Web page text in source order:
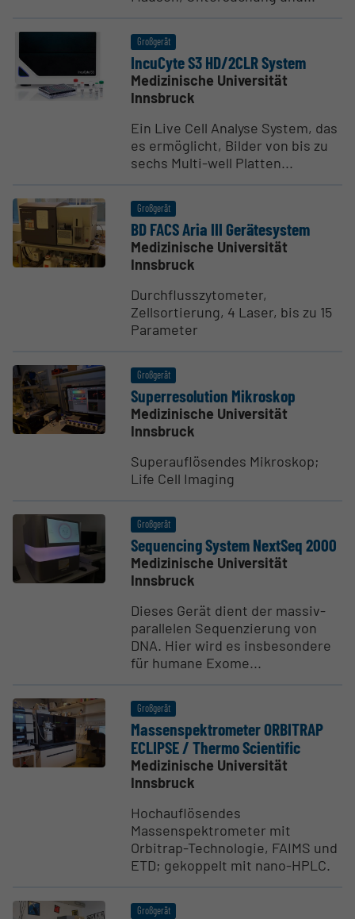
Großgerät
IncuCyte S3 HD/2CLR System
Medizinische Universität
Innsbruck
Ein Live Cell Analyse System, das
es ermöglicht, Bilder von bis zu
sechs Multi-well Platten...
Großgerät
BD FACS Aria III Geräte­system
Medizinische Universität
Innsbruck
Durchflusszytometer,
Zellsortierung, 4 Laser, bis zu 15
Parameter
Großgerät
Super­re­so­lution Mikroskop
Medizinische Universität
Innsbruck
Superauflösendes Mikroskop;
Life Cell Imaging
Großgerät
Sequencing System NextSeq 2000
Medizinische Universität
Innsbruck
Dieses Gerät dient der massiv-
parallelen Sequenzierung von
DNA. Hier wird es insbesondere
für humane Exome...
Großgerät
Massen­spek­tro­meter ORBITRAP
ECLIPSE / Thermo Scien­tific
Medizinische Universität
Innsbruck
Hochauflösendes
Massenspektrometer mit
Orbitrap-Technologie, FAIMS und
ETD; gekoppelt mit nano-HPLC.
Großgerät